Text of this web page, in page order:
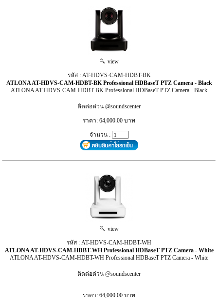
view
รหัส : AT-HDVS-CAM-HDBT-BK
ATLONA AT-HDVS-CAM-HDBT-BK Professional HDBaseT PTZ Camera - Black
ATLONA AT-HDVS-CAM-HDBT-BK Professional HDBaseT PTZ Camera - Black
ติดต่อด่วน @soundscenter
ราคา: 64,000.00 บาท
จำนวน :
view
รหัส : AT-HDVS-CAM-HDBT-WH
ATLONA AT-HDVS-CAM-HDBT-WH Professional HDBaseT PTZ Camera - White
ATLONA AT-HDVS-CAM-HDBT-WH Professional HDBaseT PTZ Camera - White
ติดต่อด่วน @soundscenter
ราคา: 64,000.00 บาท